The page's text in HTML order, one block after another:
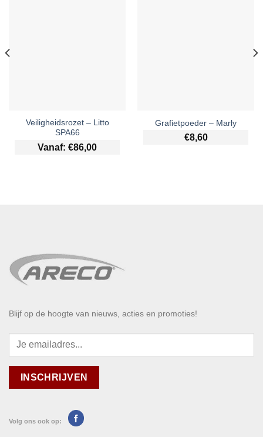
Veiligheidsrozet – Litto
SPA66
Vanaf: €86,00
Grafietpoeder – Marly
€8,60
Blijf op de hoogte van nieuws, acties en promoties!
Volg ons ook op: